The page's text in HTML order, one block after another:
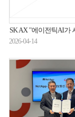
SK AX "에이전틱AI가 시스템 장
2026-04-14